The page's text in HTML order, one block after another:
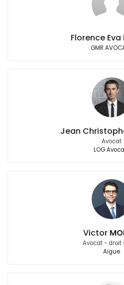
Florence Eva
GMR
Jean
Avocat
LOG
Victor
Avocat - droit
Aigue